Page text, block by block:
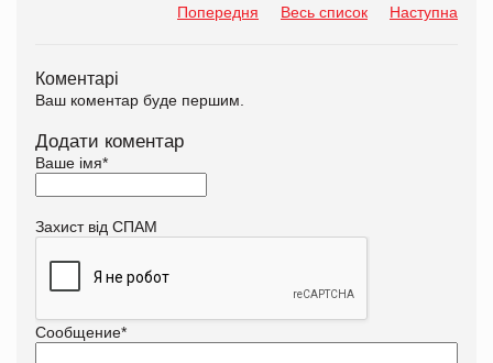
Попередня Весь список Наступна
Коментарі
Ваш коментар буде першим.
Додати коментар
Ваше імя*
Захист від СПАМ
Сообщение*